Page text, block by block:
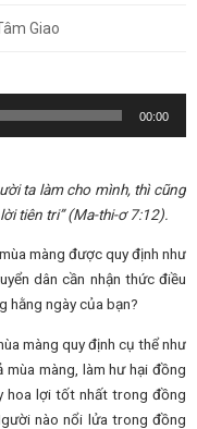
Giao
00:00
ta làm cho mình, thì cũng
tiên tri” (Ma-thi-ơ 7:12).
màng được quy định như
dân cần nhận thức điều
hằng ngày của bạn?
màng quy định cụ thể như
màng, làm hư hại đồng
hoa lợi tốt nhất trong đồng
nào nổi lửa trong đồng